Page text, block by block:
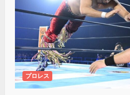
プロレス